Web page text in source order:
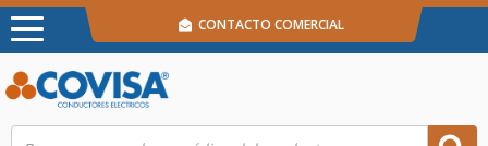
CONTACTO COMERCIAL